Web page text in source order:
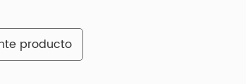
producto